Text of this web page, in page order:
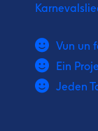
Vun un
Ein
Jeden